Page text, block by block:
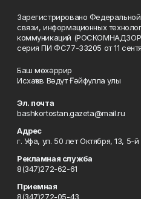
Зарегистрировано
связи, информационных
коммуникаций
серия ПИ ФС77-33205 от 11
Баш мөхәррир
Исхаҡов Вәдүт Ғәйфулла улы
Эл. почта
bashkortostan.gazeta@mail.ru
Адрес
г. Уфа, ул. 50 лет Октября, 13, 5-
Рекламная служба
8(347)272-62-61
Приемная
8(347)272-05-43